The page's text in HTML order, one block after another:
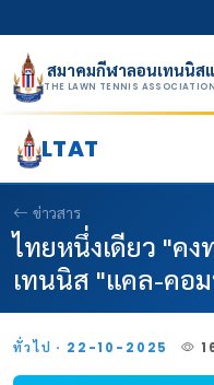
สมาคมกีฬาลอนเทนนิส
THE LAWN TENNIS
LTAT
ข่าวสาร
ไทยหนึ่งเดียว "ค
เทนนิส "แคล-คอ
ทั่วไป · 22-10-2025